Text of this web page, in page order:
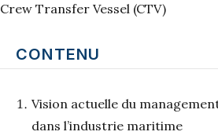
Crew Transfer Vessel (CTV)
CONTENU
Vision actuelle du
dans l’industrie maritime